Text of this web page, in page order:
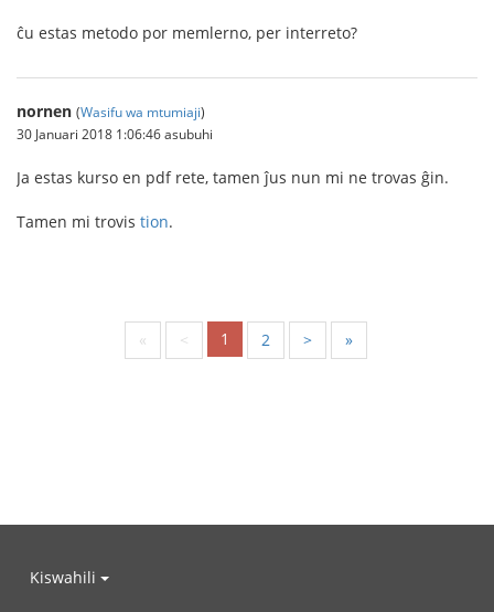
ĉu estas metodo por memlerno, per interreto?
nornen (Wasifu wa mtumiaji)
30 Januari 2018 1:06:46 asubuhi
Ja estas kurso en pdf rete, tamen ĵus nun mi ne trovas ĝin.
Tamen mi trovis tion.
« < 1 2 > »
Kiswahili